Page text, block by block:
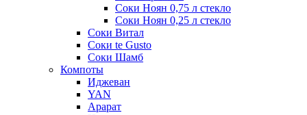
Соки Ноян 0,75 л стекло
Соки Ноян 0,25 л стекло
Соки Витал
Соки te Gusto
Соки Шамб
Компоты
Иджеван
YAN
Арарат